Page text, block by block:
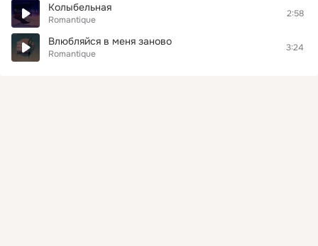
Колыбельная
Romantique
2:58
Влюбляйся в меня заново
Romantique
3:24